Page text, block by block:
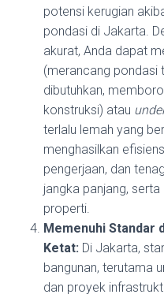
potensi kerugian
pondasi di Jakarta.
akurat, Anda dapat
(merancang pondasi
dibutuhkan,
konstruksi) atau
terlalu lemah yang
menghasilkan
pengerjaan, dan
jangka panjang,
properti.
Memenuhi Standar
Ketat: Di Jakarta,
bangunan, terutama
dan proyek